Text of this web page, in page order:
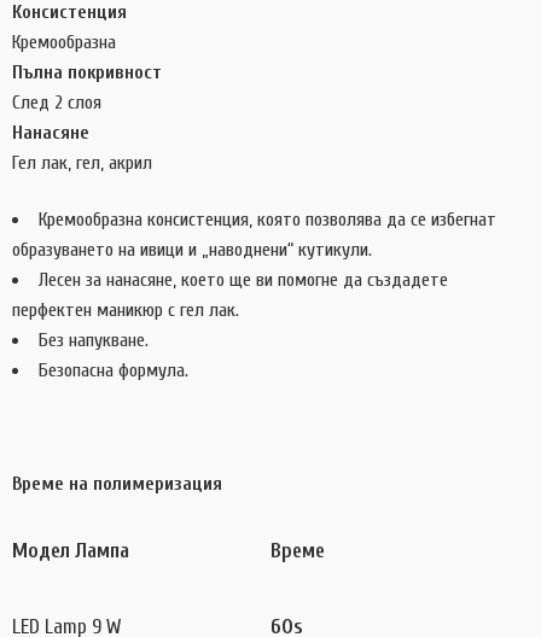
Консистенция
Кремообразна
Пълна покривност
След 2 слоя
Нанасяне
Гел лак, гел, акрил
Кремообразна консистенция, която позволява да се избегнат
образуването на ивици и „наводнени“ кутикули.
Лесен за нанасяне, което ще ви помогне да създадете
перфектен маникюр с гел лак.
Без напукване.
Безопасна формула.
Време на полимеризация
Модел Лампа Време
LED Lamp 9 W 60s